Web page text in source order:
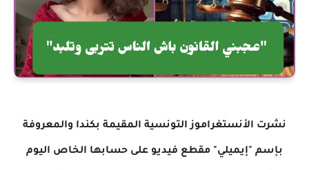
نشرت الأنستغراموز التونسية المقيمة بكندا والمعروفة
بإسم "إيميلي" مقطع فيديو على حسابها الخاص اليوم